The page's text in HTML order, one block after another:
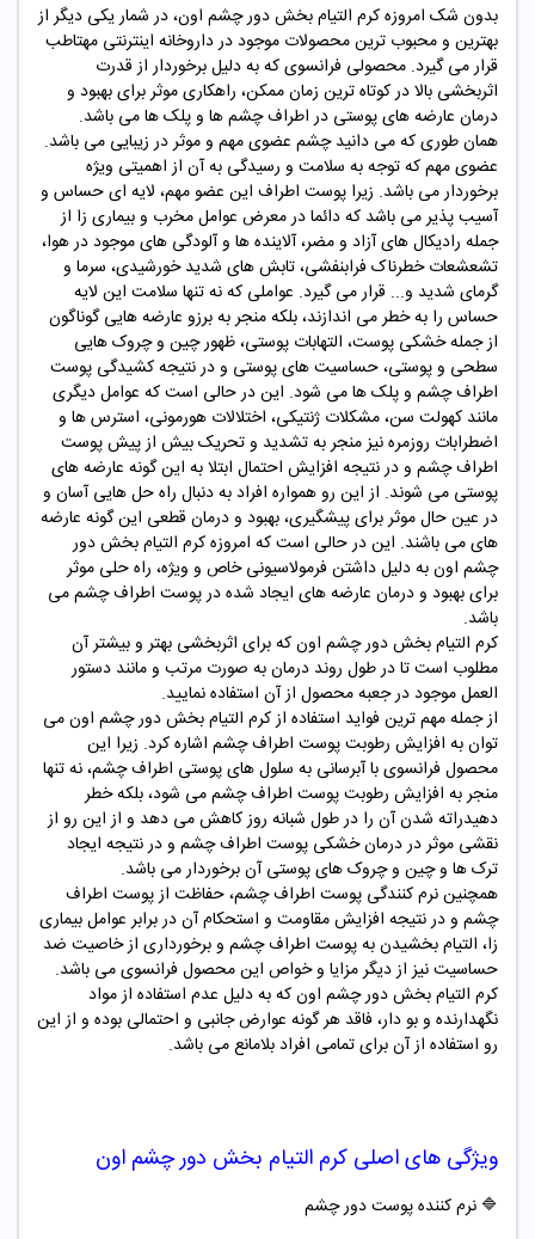
بدون شک امروزه کرم التیام بخش دور چشم اون، در شمار یکی دیگر از
بهترین و محبوب ترین محصولات موجود در داروخانه اینترنتی مهتاطب
قرار می گیرد. محصولی فرانسوی که به دلیل برخوردار از قدرت
اثربخشی بالا در کوتاه ترین زمان ممکن، راهکاری موثر برای بهبود و
درمان عارضه های پوستی در اطراف چشم ها و پلک ها می باشد.
همان طوری که می دانید چشم عضوی مهم و موثر در زیبایی می باشد.
عضوی مهم که توجه به سلامت و رسیدگی به آن از اهمیتی ویژه
برخوردار می باشد. زیرا پوست اطراف این عضو مهم، لایه ای حساس و
آسیب پذیر می باشد که دائما در معرض عوامل مخرب و بیماری زا از
جمله رادیکال های آزاد و مضر، آلاینده ها و آلودگی های موجود در هوا،
تشعشعات خطرناک فرابنفشی، تابش های شدید خورشیدی، سرما و
گرمای شدید و... قرار می گیرد. عواملی که نه تنها سلامت این لایه
حساس را به خطر می اندازند، بلکه منجر به برزو عارضه هایی گوناگون
از جمله خشکی پوست، التهابات پوستی، ظهور چین و چروک هایی
سطحی و پوستی، حساسیت های پوستی و در نتیجه کشیدگی پوست
اطراف چشم و پلک ها می شود. این در حالی است که عوامل دیگری
مانند کهولت سن، مشکلات ژنتیکی، اختلالات هورمونی، استرس ها و
اضطرابات روزمره نیز منجر به تشدید و تحریک بیش از پیش پوست
اطراف چشم و در نتیجه افزایش احتمال ابتلا به این گونه عارضه های
پوستی می شوند. از این رو همواره افراد به دنبال راه حل هایی آسان و
در عین حال موثر برای پیشگیری، بهبود و درمان قطعی این گونه عارضه
های می باشند. این در حالی است که امروزه کرم التیام بخش دور
چشم اون به دلیل داشتن فرمولاسیونی خاص و ویژه، راه حلی موثر
برای بهبود و درمان عارضه های ایجاد شده در پوست اطراف چشم می
باشد.
کرم التیام بخش دور چشم اون که برای اثربخشی بهتر و بیشتر آن
مطلوب است تا در طول روند درمان به صورت مرتب و مانند دستور
العمل موجود در جعبه محصول از آن استفاده نمایید.
از جمله مهم ترین فواید استفاده از کرم التیام بخش دور چشم اون می
توان به افزایش رطوبت پوست اطراف چشم اشاره کرد. زیرا این
محصول فرانسوی با آبرسانی به سلول های پوستی اطراف چشم، نه تنها
منجر به افزایش رطوبت پوست اطراف چشم می شود، بلکه خطر
دهیدراته شدن آن را در طول شبانه روز کاهش می دهد و از این رو از
نقشی موثر در درمان خشکی پوست اطراف چشم و در نتیجه ایجاد
ترک ها و چین و چروک های پوستی آن برخوردار می باشد.
همچنین نرم کنندگی پوست اطراف چشم، حفاظت از پوست اطراف
چشم و در نتیجه افزایش مقاومت و استحکام آن در برابر عوامل بیماری
زا، التیام بخشیدن به پوست اطراف چشم و برخورداری از خاصیت ضد
حساسیت نیز از دیگر مزایا و خواص این محصول فرانسوی می باشد.
کرم التیام بخش دور چشم اون که به دلیل عدم استفاده از مواد
نگهدارنده و بو دار، فاقد هر گونه عوارض جانبی و احتمالی بوده و از این
رو استفاده از آن برای تمامی افراد بلامانع می باشد.
ویژگی های اصلی کرم التیام بخش دور چشم اون
🔷 نرم کننده پوست دور چشم